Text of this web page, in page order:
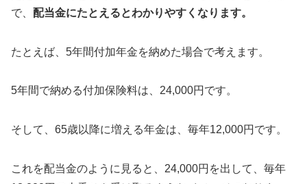
で、 配当金にたとえるとわかりやすくなります。
たとえば、5年間付加年金を納めた場合で考えます。
5年間で納める付加保険料は、24,000円です。
そして、65歳以降に増える年金は、毎年12,000円です。
これを配当金のように見ると、24,000円を出して、毎年